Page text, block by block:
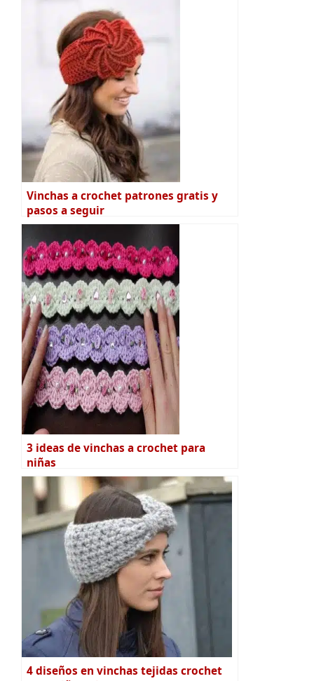
Vinchas a crochet patrones gratis y
pasos a seguir
3 ideas de vinchas a crochet para
niñas
4 diseños en vinchas tejidas crochet